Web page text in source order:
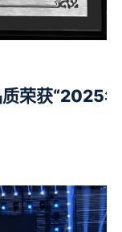
荣获“2025年